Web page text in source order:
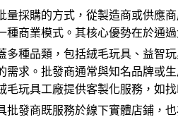
量採購的方式，從製造商或供應
種商業模式。其核心優勢在於通
多種品類，包括絨毛玩具、益智
需求。批發商通常與知名品牌或
毛玩具工廠提供客製化服務，如
批發商既服務於線下實體店鋪，